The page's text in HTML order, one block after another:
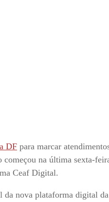
DF para marcar
começou na última sexta-
Ceaf Digital.
da nova plataforma digital da